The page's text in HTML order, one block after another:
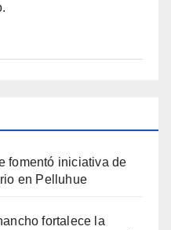
fomentó iniciativa de
en Pelluhue
fortalece la